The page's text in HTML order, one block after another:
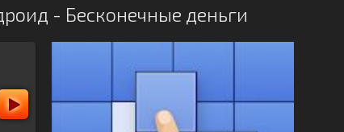
- Бесконечные деньги